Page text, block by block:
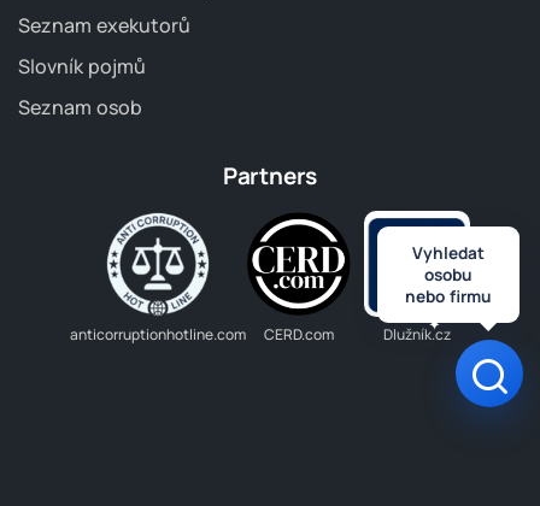
Seznam exekutorů
Slovník pojmů
Seznam osob
Partners
anticorruptionhotline.com CERD.com Dlužník.cz
Vyhledat
osobu
nebo firmu